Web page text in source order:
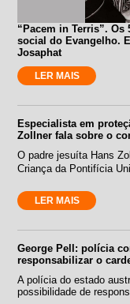
“Pacem in Terris”.
social do Evangelho.
Josaphat
LER MAIS
Especialista em
Zollner fala sobre o
O padre jesuíta Hans
Criança da Pontifícia
LER MAIS
George Pell: polícia
responsabilizar o
A polícia do estado
possibilidade de